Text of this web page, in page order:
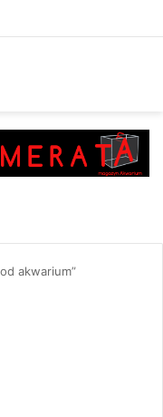
akwarium”